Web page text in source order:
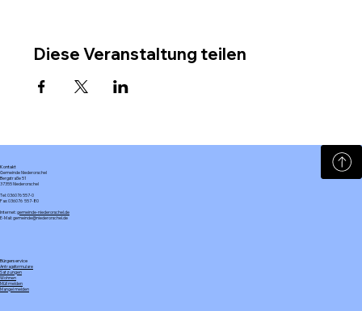
Diese Veranstaltung teilen
Kontakt
Gemeinde Niederorschel
Bergstraße 51
37355 Niederorschel
Tel: 036076 557-0
Fax: 036076 557-80
Internet:gemeinde-niederorschel.de
E-Mail: gemeinde@niederorschel.de
Bürgerservice
Antragsformulare
Satzungen
Wohnen
Müll melden
Mangel melden